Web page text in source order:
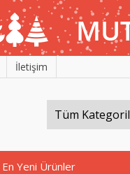
İletişim
En Yeni Ürünler